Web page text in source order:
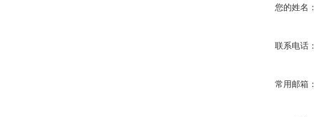
您的姓名：
联系电话：
常用邮箱：